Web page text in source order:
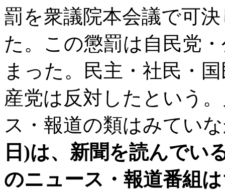
罰を衆議院本会議で可
た。この懲罰は自民党
まった。民主・社民・
産党は反対したという
ス・報道の類はみてい
日)は、新聞を読んでい
のニュース・報道番組